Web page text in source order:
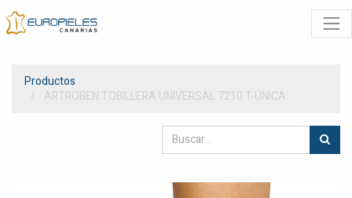
Productos
ARTROBEN TOBILLERA UNIVERSAL 7210 T-ÚNICA